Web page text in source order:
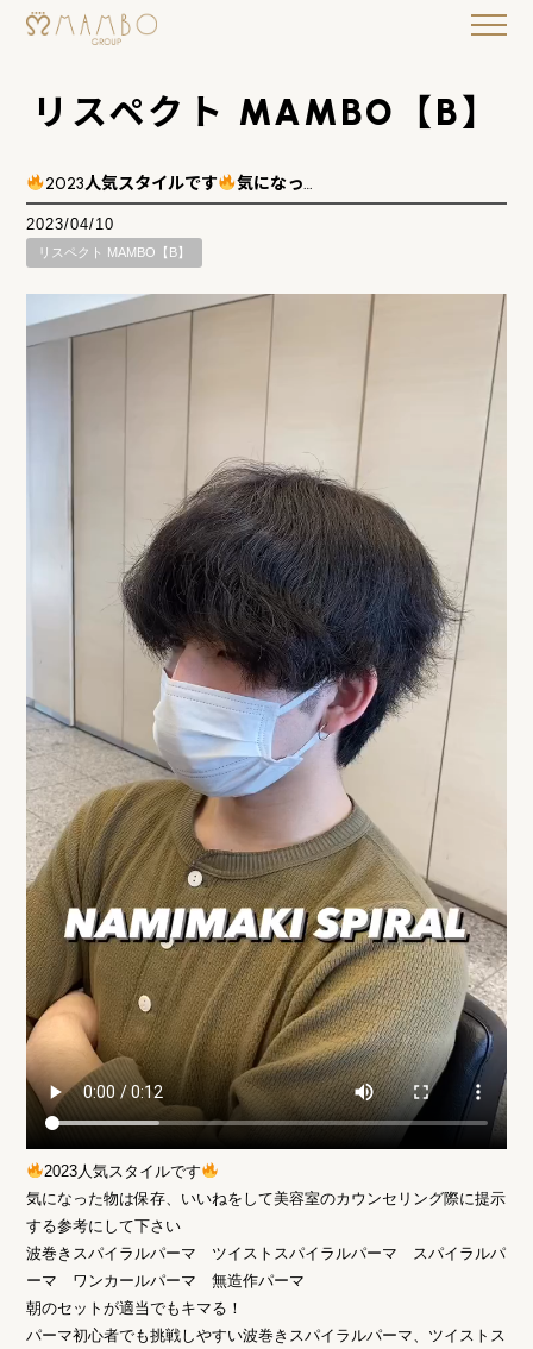
リスペクト MAMBO【B】
2023人気スタイルです 気になっ…
2023/04/10
リスペクト MAMBO【B】
2023人気スタイルです
気になった物は保存、いいねをして美容室のカウンセリング際に提示
する参考にして下さい
波巻きスパイラルパーマ ツイストスパイラルパーマ スパイラルパ
ーマ ワンカールパーマ 無造作パーマ
朝のセットが適当でもキマる！
パーマ初心者でも挑戦しやすい波巻きスパイラルパーマ、ツイストス